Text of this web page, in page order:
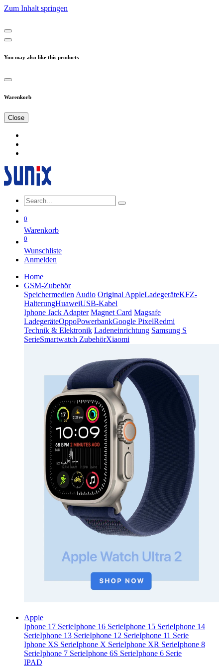
Zum Inhalt springen
You may also like this products
Warenkorb
Close
0
Warenkorb
0
Wunschliste
Anmelden
Home
GSM-Zubehör
Speichermedien Audio Original AppleLadegeräteKFZ-
HalterungHuaweiUSB-Kabel
Iphone Jack Adapter Magnet Card Magsafe
LadegeräteOppoPowerbankGoogle PixelRedmi
Technik & Elektronik Ladeneinrichtung Samsung S
SerieSmartwatch ZubehörXiaomi
Apple
Iphone 17 SerieIphone 16 SerieIphone 15 SerieIphone 14
SerieIphone 13 SerieIphone 12 SerieIphone 11 Serie
Iphone XS SerieIphone X SerieIphone XR SerieIphone 8
SerieIphone 7 SerieIphone 6S SerieIphone 6 Serie
IPAD